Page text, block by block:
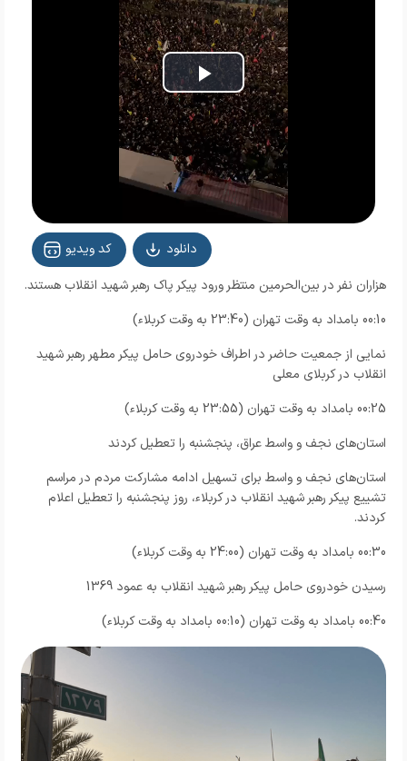
Play
Video
کد ویدیو
دانلود
هزاران نفر در بین‌الحرمین منتظر ورود پیکر پاک رهبر شهید انقلاب هستند.
00:10 بامداد به وقت تهران (23:40 به وقت کربلاء)
نمایی از جمعیت حاضر در اطراف خودروی حامل پیکر مطهر رهبر شهید
انقلاب در کربلای معلی
00:25 بامداد به وقت تهران (23:55 به وقت کربلاء)
استان‌های نجف و واسط عراق، پنجشنبه را تعطیل کردند
استان‌های نجف و واسط برای تسهیل ادامه مشارکت مردم در مراسم
تشییع پیکر رهبر شهید انقلاب در کربلاء، روز پنجشنبه را تعطیل اعلام
کردند.
00:30 بامداد به وقت تهران (24:00 به وقت کربلاء)
رسیدن خودروی حامل پیکر رهبر شهید انقلاب به عمود 1369
00:40 بامداد به وقت تهران (00:10 بامداد به وقت کربلاء)